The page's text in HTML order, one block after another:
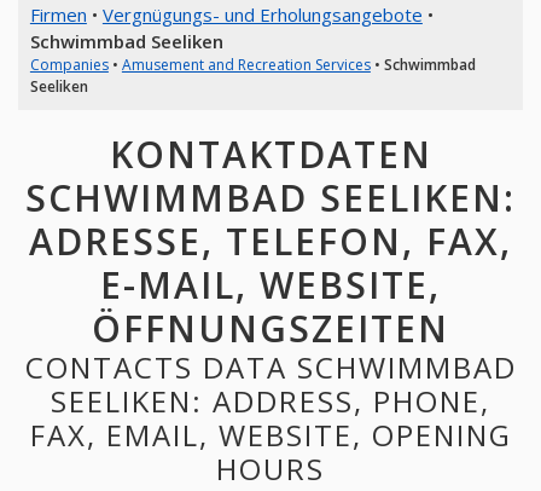
Firmen • Vergnügungs- und Erholungsangebote •
Schwimmbad Seeliken
Companies• Amusement and Recreation Services• Schwimmbad
Seeliken
KONTAKTDATEN
SCHWIMMBAD SEELIKEN:
ADRESSE, TELEFON, FAX,
E-MAIL, WEBSITE,
ÖFFNUNGSZEITEN
CONTACTS DATA SCHWIMMBAD
SEELIKEN: ADDRESS, PHONE,
FAX, EMAIL, WEBSITE, OPENING
HOURS